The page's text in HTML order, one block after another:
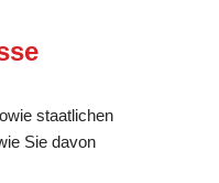
staatlichen
Sie davon